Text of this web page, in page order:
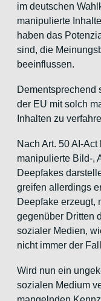
im deutschen
manipulierte
haben das
sind, die
beeinflussen.
Dementsprechend
der EU mit solch
Inhalten zu
Nach Art. 50 AI-
manipulierte Bild-,
Deepfakes
greifen allerdings
Deepfake erzeugt,
gegenüber Dritten
sozialer Medien,
nicht immer der
Wird nun ein
sozialen Medium